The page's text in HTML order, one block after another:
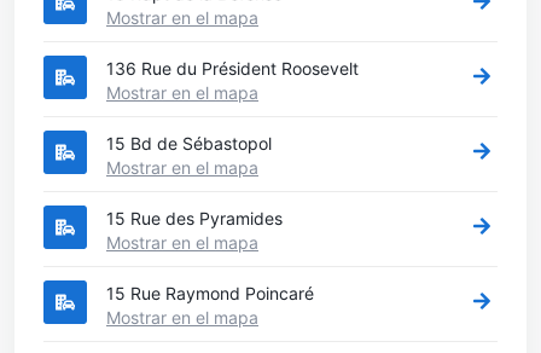
Mostrar en el mapa
136 Rue du Président Roosevelt
Mostrar en el mapa
15 Bd de Sébastopol
Mostrar en el mapa
15 Rue des Pyramides
Mostrar en el mapa
15 Rue Raymond Poincaré
Mostrar en el mapa